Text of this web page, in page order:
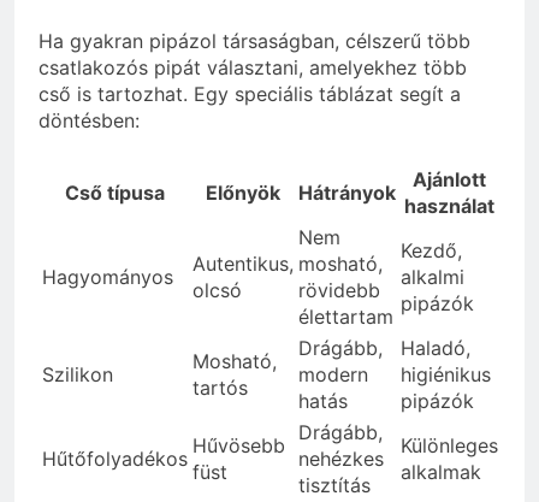
Ha gyakran pipázol társaságban, célszerű több
csatlakozós pipát választani, amelyekhez több
cső is tartozhat. Egy speciális táblázat segít a
döntésben:
Cső típusa Előnyök Hátrányok
Ajánlott
használat
Hagyományos
Autentikus,
olcsó
Nem
mosható,
rövidebb
élettartam
Kezdő,
alkalmi
pipázók
Szilikon
Mosható,
tartós
Drágább,
modern
hatás
Haladó,
higiénikus
pipázók
Hűtőfolyadékos
Hűvösebb
füst
Drágább,
nehézkes
tisztítás
Különleges
alkalmak